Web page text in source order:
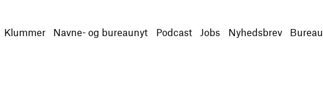
Klummer Navne- og bureaunyt Podcast Jobs Nyhedsbrev